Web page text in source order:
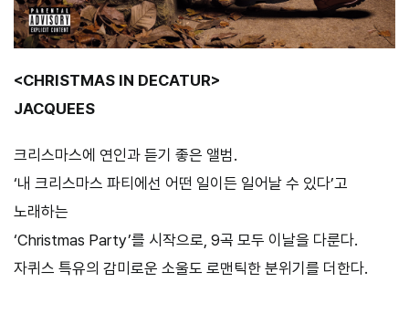
<CHRISTMAS IN DECATUR>
JACQUEES
크리스마스에 연인과 듣기 좋은 앨범.
‘내 크리스마스 파티에선 어떤 일이든 일어날 수 있다’고
노래하는
‘Christmas Party’를 시작으로, 9곡 모두 이날을 다룬다.
자퀴스 특유의 감미로운 소울도 로맨틱한 분위기를 더한다.